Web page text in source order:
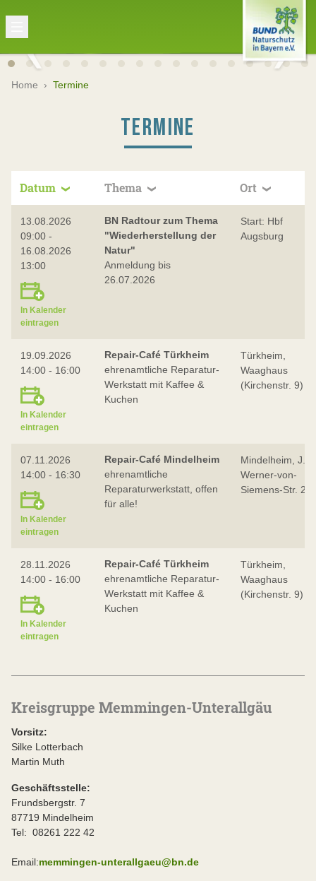
Home › Termine
TERMINE
Datum Thema Ort
13.08.2026
09:00 -
16.08.2026
13:00
In Kalender
eintragen
BN Radtour zum Thema
"Wiederherstellung der
Natur"
Anmeldung bis
26.07.2026
Start: Hbf
Augsburg
19.09.2026
14:00 - 16:00
In Kalender
eintragen
Repair-Café Türkheim
ehrenamtliche Reparatur-
Werkstatt mit Kaffee &
Kuchen
Türkheim,
Waaghaus
(Kirchenstr. 9)
07.11.2026
14:00 - 16:30
In Kalender
eintragen
Repair-Café Mindelheim
ehrenamtliche
Reparaturwerkstatt, offen
für alle!
Mindelheim,
Werner-von-
Siemens-Str. 2
28.11.2026
14:00 - 16:00
In Kalender
eintragen
Repair-Café Türkheim
ehrenamtliche Reparatur-
Werkstatt mit Kaffee &
Kuchen
Türkheim,
Waaghaus
(Kirchenstr. 9)
Kreisgruppe Memmingen-Unterallgäu
Vorsitz:
Silke Lotterbach
Martin Muth
Geschäftsstelle:
Frundsbergstr. 7
87719 Mindelheim
Tel: 08261 222 42
Email:memmingen-unterallgaeu@bn.de